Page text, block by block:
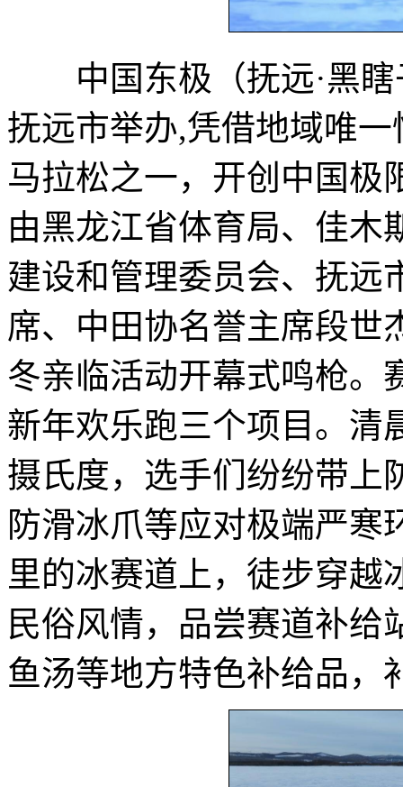
中国东极（抚远·黑瞎
抚远市举办,凭借地域唯
马拉松之一，开创中国极
由黑龙江省体育局、佳木
建设和管理委员会、抚远
席、中田协名誉主席段世
冬亲临活动开幕式鸣枪。
新年欢乐跑三个项目。清
摄氏度，选手们纷纷带上
防滑冰爪等应对极端严寒
里的冰赛道上，徒步穿越
民俗风情，品尝赛道补给
鱼汤等地方特色补给品，